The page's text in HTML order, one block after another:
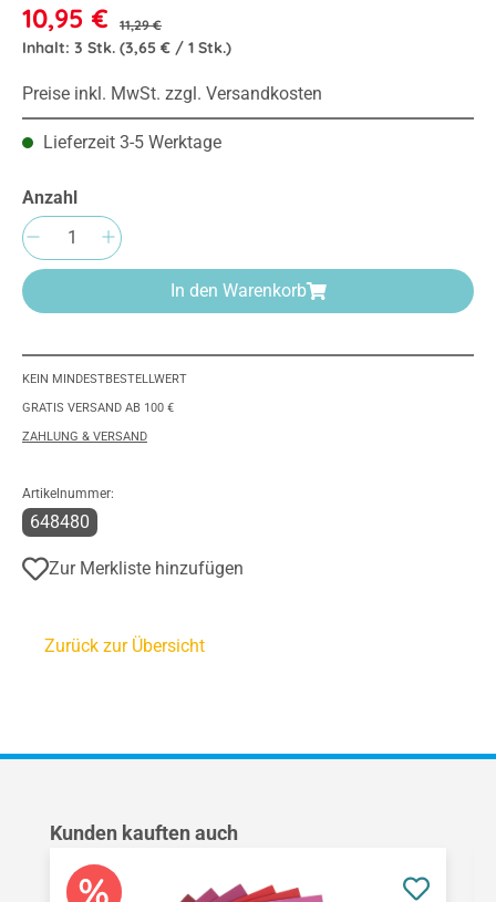
10,95 € 11,29 €
Inhalt: 3 Stk. (3,65 € / 1 Stk.)
Preise inkl. MwSt. zzgl. Versandkosten
Lieferzeit 3-5 Werktage
Anzahl
Produkt Anzahl: Gib den gewünschten
In den Warenkorb
KEIN MINDESTBESTELLWERT
GRATIS VERSAND AB 100 €
ZAHLUNG & VERSAND
Artikelnummer:
648480
Zur Merkliste hinzufügen
Zurück zur Übersicht
Produktgalerie überspringen
Kunden kauften auch